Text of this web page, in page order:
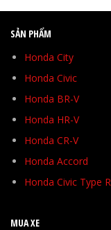
SẢN PHẨM
Honda City
Honda Civic
Honda BR-V
Honda HR-V
Honda CR-V
Honda Accord
Honda Civic Type R
MUA XE